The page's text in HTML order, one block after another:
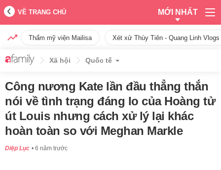
VỀ TRANG CHỦ MỚI NHẤT
Thẩm mỹ viện Mailisa Xét xử Thùy Tiên - Quang Linh
Xã hội Quốc tế
Công nương Kate lần đầu thẳng thắn
nói về tình trạng đáng lo của Hoàng tử
út Louis nhưng cách xử lý lại khác
hoàn toàn so với Meghan Markle
Diệp Lục 6 năm trước